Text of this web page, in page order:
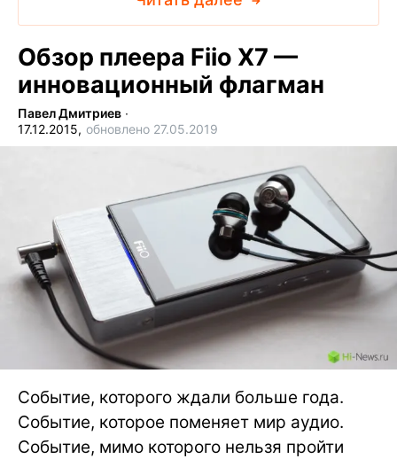
Обзор плеера Fiio X7 —
инновационный флагман
Павел Дмитриев ∙
17.12.2015, обновлено 27.05.2019
Событие, которого ждали больше года.
Событие, которое поменяет мир аудио.
Событие, мимо которого нельзя пройти